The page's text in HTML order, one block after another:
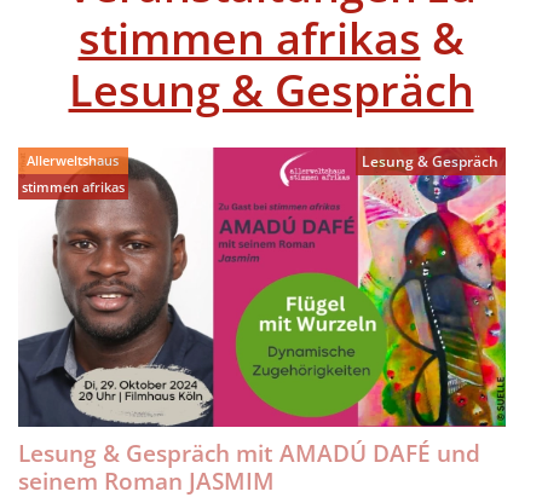
stimmen afrikas &
Lesung & Gespräch
Allerweltshaus
stimmen afrikas
Lesung & Gespräch
Lesung & Gespräch mit AMADÚ DAFÉ und
seinem Roman JASMIM